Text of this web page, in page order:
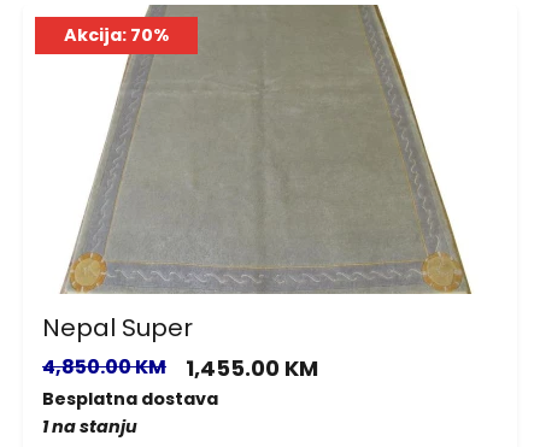
Akcija: 70%
Nepal Super
4,850.00 KM 1,455.00 KM
Besplatna dostava
1 na stanju